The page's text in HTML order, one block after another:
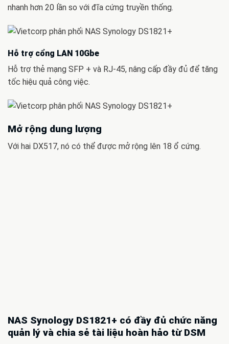
nhanh hơn 20 lần so với đĩa cứng truyền thống.
Hỗ trợ cổng LAN 10Gbe
Hỗ trợ thẻ mạng SFP + và RJ-45, nâng cấp đầy đủ để tăng
tốc hiệu quả công việc.
Mở rộng dung lượng
Với hai DX517, nó có thể được mở rộng lên 18 ổ cứng.
NAS Synology DS1821+ có đầy đủ chức năng
quản lý và chia sẻ tài liệu hoàn hảo từ DSM